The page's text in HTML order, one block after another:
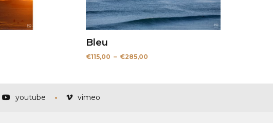
€285,00
Bleu
€115,00 – €285,00Plage
youtube vimeo